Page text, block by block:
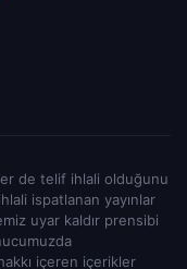
de telif ihlali olduğunu
ispatlanan yayınlar
uyar kaldır prensibi
içeren içerikler